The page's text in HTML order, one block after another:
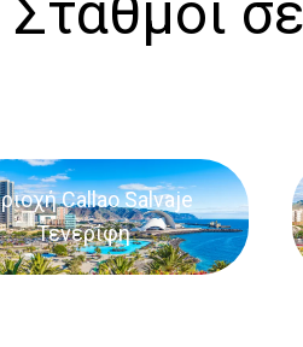
Σταθμοί
Callao Salvaje
Τενερίφη